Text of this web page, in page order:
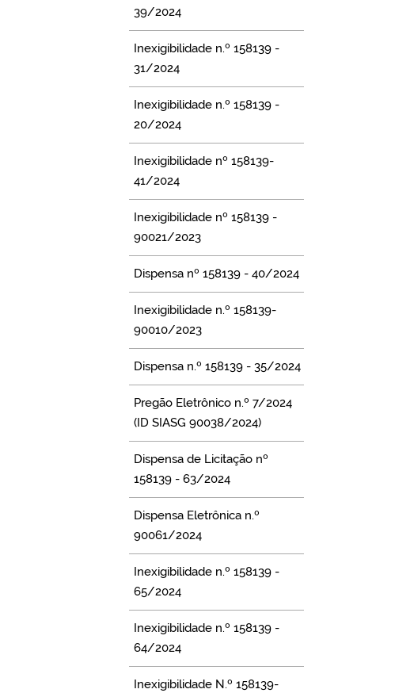
39/2024
Inexigibilidade n.º 158139 -
31/2024
Inexigibilidade n.º 158139 -
20/2024
Inexigibilidade nº 158139-
41/2024
Inexigibilidade nº 158139 -
90021/2023
Dispensa nº 158139 - 40/2024
Inexigibilidade n.º 158139-
90010/2023
Dispensa n.º 158139 - 35/2024
Pregão Eletrônico n.º 7/2024
(ID SIASG 90038/2024)
Dispensa de Licitação nº
158139 - 63/2024
Dispensa Eletrônica n.º
90061/2024
Inexigibilidade n.º 158139 -
65/2024
Inexigibilidade n.º 158139 -
64/2024
Inexigibilidade N.º 158139-